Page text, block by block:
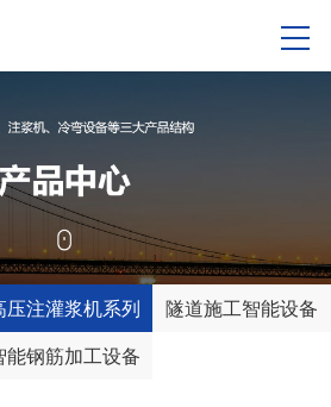
压注灌浆机系列
隧道施工智能设备
能钢筋加工设备